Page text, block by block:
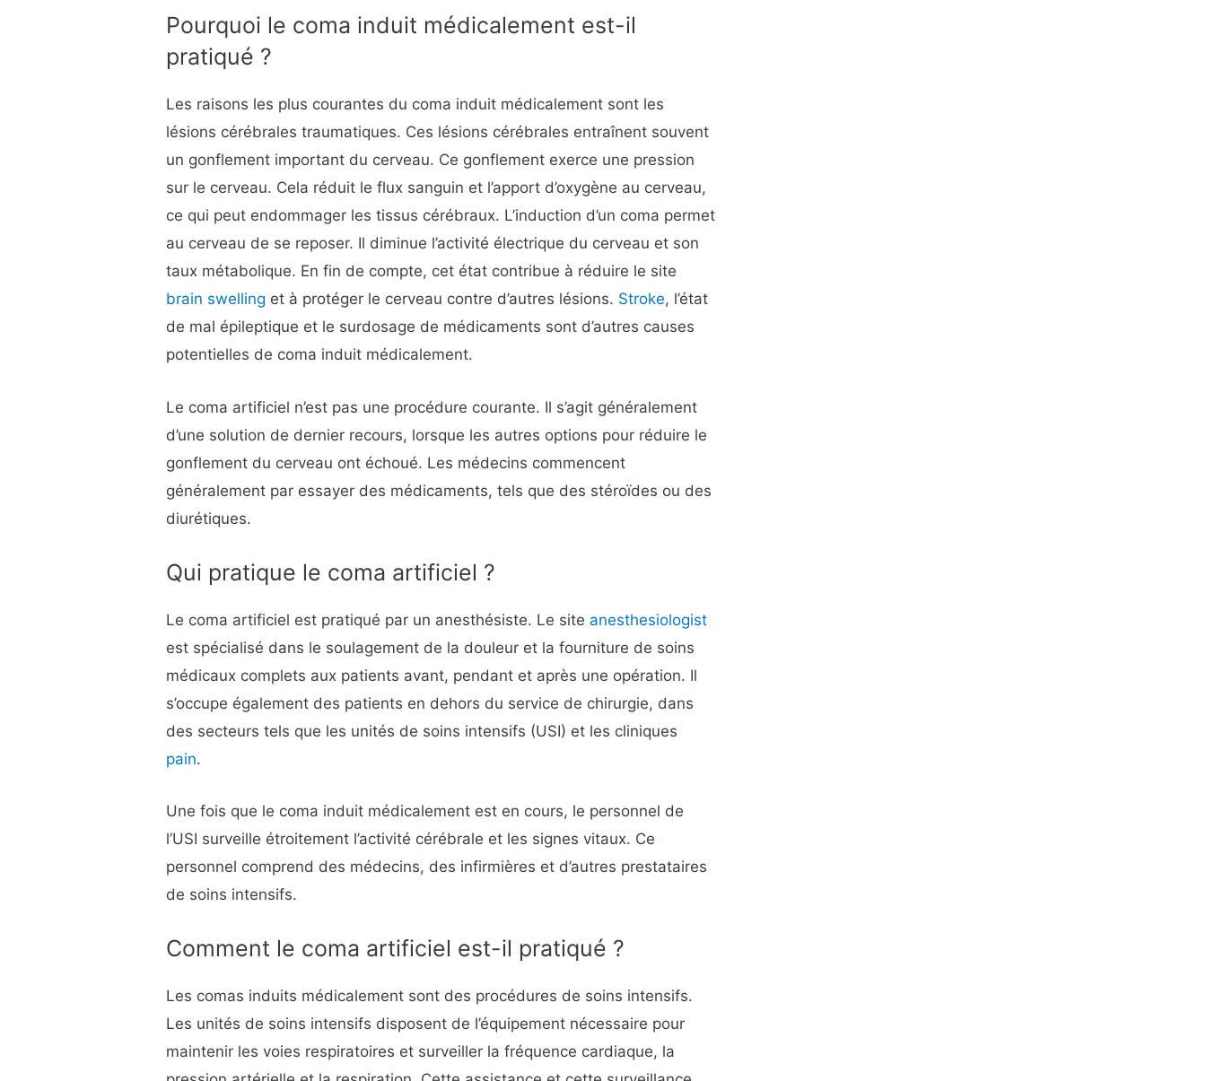
Pourquoi le coma induit médicalement est-il
pratiqué ?
Les raisons les plus courantes du coma induit médicalement sont les
lésions cérébrales traumatiques. Ces lésions cérébrales entraînent souvent
un gonflement important du cerveau. Ce gonflement exerce une pression
sur le cerveau. Cela réduit le flux sanguin et l’apport d’oxygène au cerveau,
ce qui peut endommager les tissus cérébraux. L’induction d’un coma permet
au cerveau de se reposer. Il diminue l’activité électrique du cerveau et son
taux métabolique. En fin de compte, cet état contribue à réduire le site
brain swelling et à protéger le cerveau contre d’autres lésions. Stroke, l’état
de mal épileptique et le surdosage de médicaments sont d’autres causes
potentielles de coma induit médicalement.
Le coma artificiel n’est pas une procédure courante. Il s’agit généralement
d’une solution de dernier recours, lorsque les autres options pour réduire le
gonflement du cerveau ont échoué. Les médecins commencent
généralement par essayer des médicaments, tels que des stéroïdes ou des
diurétiques.
Qui pratique le coma artificiel ?
Le coma artificiel est pratiqué par un anesthésiste. Le site anesthesiologist
est spécialisé dans le soulagement de la douleur et la fourniture de soins
médicaux complets aux patients avant, pendant et après une opération. Il
s’occupe également des patients en dehors du service de chirurgie, dans
des secteurs tels que les unités de soins intensifs (USI) et les cliniques
pain.
Une fois que le coma induit médicalement est en cours, le personnel de
l’USI surveille étroitement l’activité cérébrale et les signes vitaux. Ce
personnel comprend des médecins, des infirmières et d’autres prestataires
de soins intensifs.
Comment le coma artificiel est-il pratiqué ?
Les comas induits médicalement sont des procédures de soins intensifs.
Les unités de soins intensifs disposent de l’équipement nécessaire pour
maintenir les voies respiratoires et surveiller la fréquence cardiaque, la